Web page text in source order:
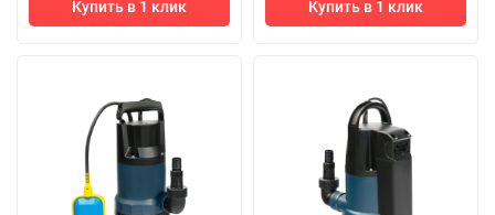
Купить в 1 клик Купить в 1 клик